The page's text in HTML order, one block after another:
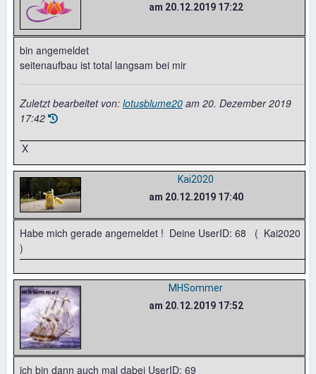
am 20.12.2019 17:22
bin angemeldet
seitenaufbau ist total langsam bei mir
Zuletzt bearbeitet von: lotusblume20 am 20. Dezember 2019
17:42
X
Kai2020
am 20.12.2019 17:40
Habe mich gerade angemeldet ! Deine UserID: 68 ( Kai2020
)
MHSommer
am 20.12.2019 17:52
ich bin dann auch mal dabei UserID: 69